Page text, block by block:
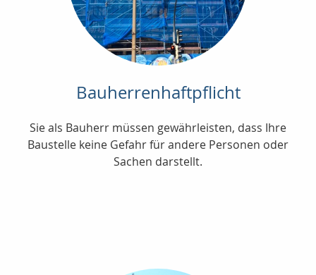
Bauherrenhaftpflicht
Sie als Bauherr müssen gewährleisten, dass Ihre
Baustelle keine Gefahr für andere Personen oder
Sachen darstellt.